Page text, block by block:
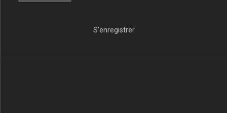
S’enregistrer